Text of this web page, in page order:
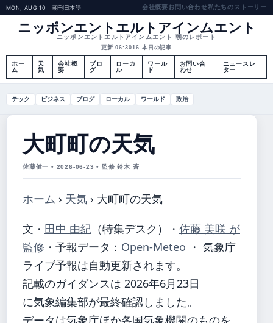
MON, AUG 10 朝刊日本語 会社概要お問い合わせ私たちのストーリー
ニッポンエントエルトアインムエント
ニッポンエントエルトアインムエント 朝のレポート
更新 06:3016 本日の記事
ホー
ム
天
気
会社概
要
ブロ
グ
ローカ
ル
ワール
ド
お問い合
わせ
ニュースレ
ター
テック ビジネス ブログ ローカル ワールド 政治
大町町の天気
佐藤健一 • 2026-06-23 • 監修 鈴木 蒼
ホーム › 天気 › 大町町の天気
文・ 田中 由紀 （特集デスク） ・ 佐藤 美咲 が
監修 ・ 予報データ： Open-Meteo ・ 気象庁
ライブ予報は自動更新されます。
記載のガイダンスは 2026年6月23日
に気象編集部が最終確認しました。
データは気象庁ほか各国気象機関のものを